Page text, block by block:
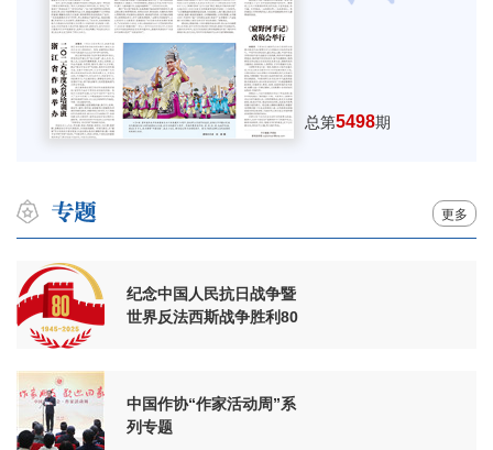
总第5498期
更多
纪念中国人民抗日战争暨
世界反法西斯战争胜利80
中国作协“作家活动周”系
列专题